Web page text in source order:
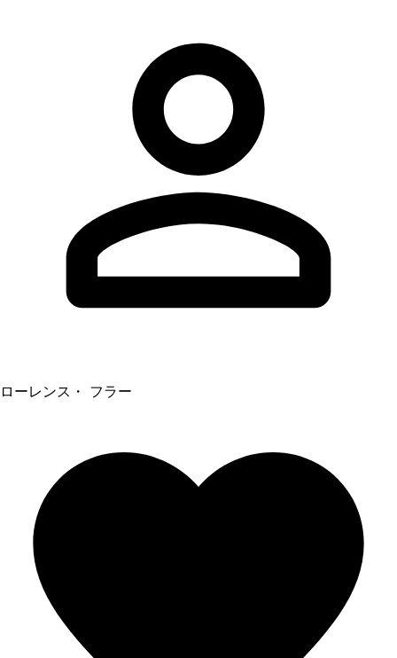
ローレンス・ フラー